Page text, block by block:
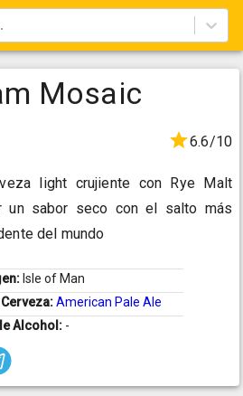
Mosaic
6.6/10
light crujiente con Rye Malt
un sabor seco con el salto más
del mundo
Isle of Man
American Pale Ale
Alcohol: -